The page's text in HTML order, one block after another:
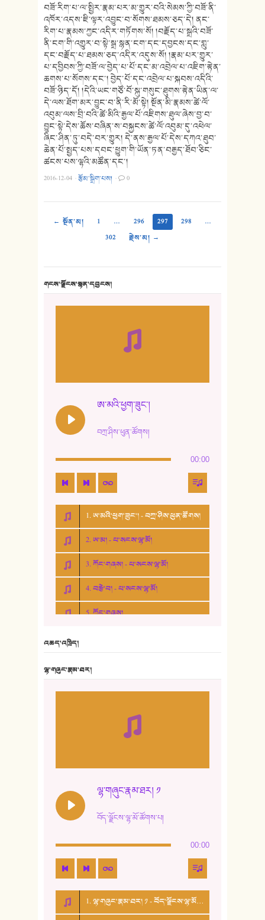
བཟོ་རིག་པ་ལ་སྤྱིར་རྣམ་པར་མ་གྱུར་བའི་སེམས་ཀྱི་བཟོ་ནི་
འཁོར་འདས་ཇི་ལྟར་འབྱུང་བ་སོགས་ཐམས་ཅད་དེ། ནང་
རིག་པ་རྣམས་ཀྱང་འདིར་གཏོགས་སོ། །བརྗོད་པ་སྒྲའི་བཟོ་
ནི་ངག་གི་འགྱུར་བ་སྟེ་སྒྲ་སྙན་ངག་དང་དབྱངས་དང་གླུ་
དང་བརྗོད་པ་ཐམས་ཅད་འདིར་འདུས་སོ། །རྣམ་པར་གྱུར་
པ་དབྱིབས་ཀྱི་བཟོ་ལ་བྱེད་པ་པོ་དང་མ་འབྲེལ་པ་འཇིག་རྟེན་
ཆགས་པ་སོགས་དང་། བྱེད་པོ་དང་འབྲེལ་པ་སྐབས་འདིའི་
བཟོ་ཉིད་དོ། །དེའི་ཡང་གཙོ་བོ་སྐུ་གསུང་ཐུགས་རྟེན་ཡིན་ལ་
དེ་ལས་ཐོག་མར་བྱུང་བ་ནི་རི་མོ་སྟེ། སྔོན་མི་རྣམས་ཚེ་ལོ་
འབུམ་ལས་བྲི་བའི་ཚེ་མིའི་རྒྱལ་པོ་འཇིགས་ཐུལ་ཞེས་བྱ་བ་
བྱུང་སྟེ་དེས་ཆོས་བཞིན་ས་བསྐྱངས་ཚེ་ལོ་འབུམ་དུ་འཕེལ་
ཞིང་ཤིན་ཏུ་བདེ་བར་གྱུར། དེ་ནས་རྒྱལ་པོ་དེས་དཀའ་ཐུབ་
ཆེན་པོ་སྤྱད་པས་དབང་ཕྱུག་གི་ཡོན་ཏན་བརྒྱད་ཐོབ་ཅིང་
ཚངས་པས་ལྷའི་མཚོན་དང་།
2016-12-04 ·རྩོམ་སྒྲིག་པས། · 0
← སྔོན་མ། 1 … 296 297 298
…
302
རྗེས་མ། →
གངས་ལྗོངས་སྙན་དབྱངས།
ཨ་མའི་ཕྱག་ཟུང་།
བཀྲ་ཤིས་ཕུན་ཚོགས།
00:00
1. ཨ་མའི་ཕྱག་ཟུང་། - བཀྲ་ཤིས་ཕུན་ཚོགས།
2. ཨ་མ། - པ་སངས་ལྷ་མོ།
3. ཀོང་གཞས། - པ་སངས་ལྷ་མོ།
4. བརྩེ་བ། - པ་སངས་ལྷ་མོ།
5. ཀོང་གཞས།
10. ཆང་གཞས། ༣
15. ཤམ་པ་ལ་ཡི་སྲས་མོ།
16. ལྷ་བུ་དར་བུ།
17. ང་བོད་པ་ཡིན། - ཕུར་བུ་རྣམ་རྒྱལ།
འཆད་འཁྲིད།
ལྷ་གཞུང་རྣམ་ཐར།
ལྷ་གཞུང་རྣམ་ཐར། ༡
བོད་ལྗོངས་ལྷ་མོ་ཚོགས་པ།
00:00
1. ལྷ་གཞུང་རྣམ་ཐར། ༡ - བོད་ལྗོངས་ལྷ་མོ་ཚོགས་པ།